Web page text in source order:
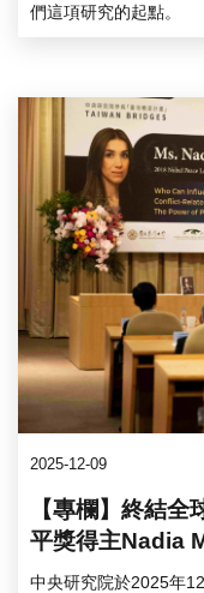
們這項研究的起點。
2025-12-09
【專欄】終結
平獎得主Nadia
中央研究院於2025年